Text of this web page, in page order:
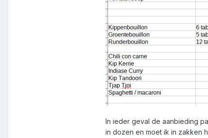
In ieder geval de aanbieding
in dozen en moet ik in zakken